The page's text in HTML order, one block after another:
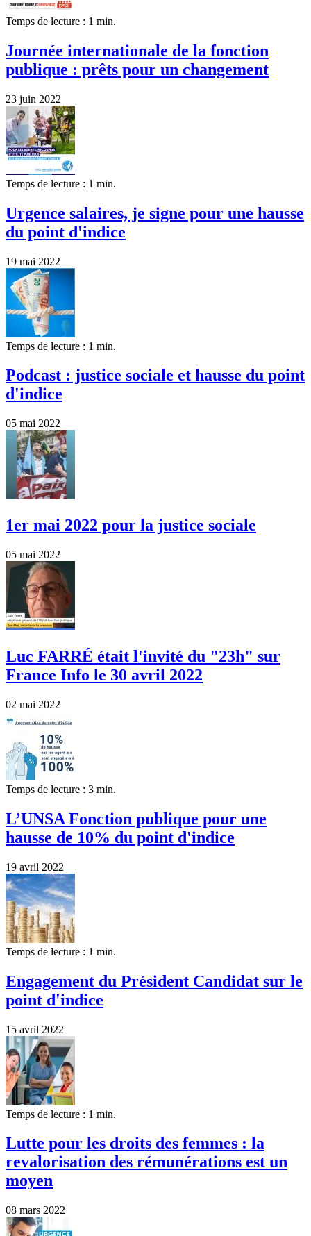
Temps de lecture : 1 min.
Journée internationale de la fonction
publique : prêts pour un changement
23 juin 2022
Temps de lecture : 1 min.
Urgence salaires, je signe pour une hausse
du point d'indice
19 mai 2022
Temps de lecture : 1 min.
Podcast : justice sociale et hausse du point
d'indice
05 mai 2022
1er mai 2022 pour la justice sociale
05 mai 2022
Luc FARRÉ était l'invité du "23h" sur
France Info le 30 avril 2022
02 mai 2022
Temps de lecture : 3 min.
L’UNSA Fonction publique pour une
hausse de 10% du point d'indice
19 avril 2022
Temps de lecture : 1 min.
Engagement du Président Candidat sur le
point d'indice
15 avril 2022
Temps de lecture : 1 min.
Lutte pour les droits des femmes : la
revalorisation des rémunérations est un
moyen
08 mars 2022